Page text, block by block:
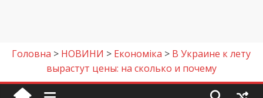
Головна > НОВИНИ > Економіка > В Украине к лету
вырастут цены: на сколько и почему